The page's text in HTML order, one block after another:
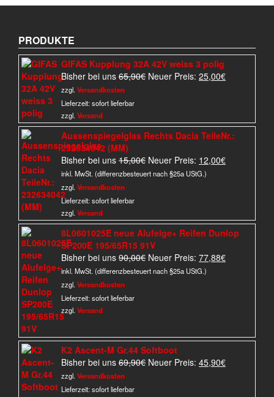
PRODUKTE
GIFAS Kupplung 32A 42V weiss 3 polig
Bisher bei uns 65,90€ Ursprünglicher
Neuer Preis: 25,00€Aktueller
zzgl. Versandkosten
Lieferzeit:sofort lieferbar
zzgl. Versand
Aussenspiegelglas Rechts Dacia TeileNr.:
232634042 (MM)
Bisher bei uns 15,00€ Ursprünglicher
Preis
Neuer Preis: 12,00€Aktueller
inkl. MwSt. (differenzbesteuert nach §25a UStG.)
zzgl. Versandkosten
Lieferzeit:sofort lieferbar
zzgl. Versand
8L0601025E neue Alufelge+ Reifen Dunlop
SP200E 195/65R15 91V
Bisher bei uns 90,00€ Ursprünglicher
Preis
Neuer Preis: 77,88€Aktueller
inkl. MwSt. (differenzbesteuert nach §25a UStG.)
zzgl. Versandkosten
Lieferzeit:sofort lieferbar
zzgl. Versand
K2 Ascent-M Gr.44 Softboot
Bisher bei uns 69,90€ Ursprünglicher
Neuer Preis: 45,90€Aktueller
zzgl. Versandkosten
Lieferzeit:sofort lieferbar